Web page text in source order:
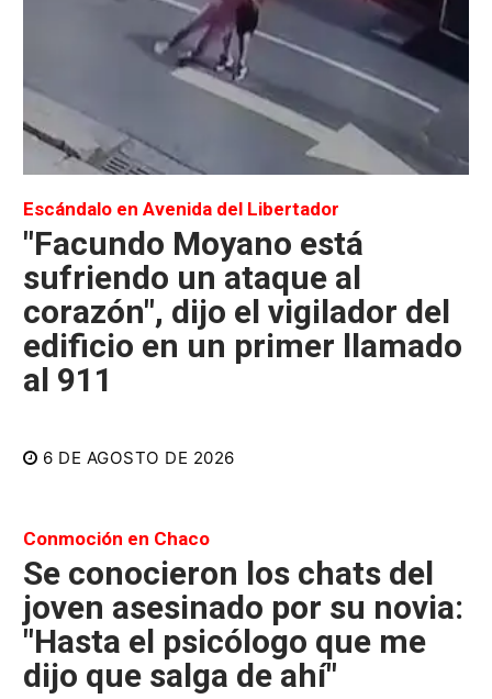
Escándalo en Avenida del Libertador
"Facundo Moyano está
sufriendo un ataque al
corazón", dijo el vigilador del
edificio en un primer llamado
al 911
6 DE AGOSTO DE 2026
Conmoción en Chaco
Se conocieron los chats del
joven asesinado por su novia:
"Hasta el psicólogo que me
dijo que salga de ahí"